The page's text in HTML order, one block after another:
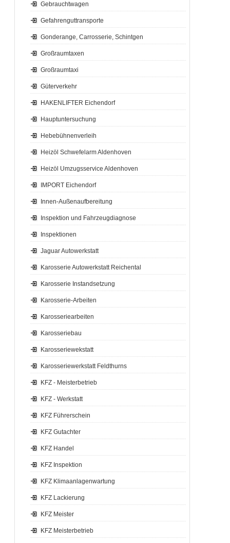
Gebrauchtwagen
Gefahrenguttransporte
Gonderange, Carrosserie, Schintgen
Großraumtaxen
Großraumtaxi
Güterverkehr
HAKENLIFTER Eichendorf
Hauptuntersuchung
Hebebühnenverleih
Heizöl Schwefelarm Aldenhoven
Heizöl Umzugsservice Aldenhoven
IMPORT Eichendorf
Innen-Außenaufbereitung
Inspektion und Fahrzeugdiagnose
Inspektionen
Jaguar Autowerkstatt
Karosserie Autowerkstatt Reichental
Karosserie Instandsetzung
Karosserie-Arbeiten
Karosseriearbeiten
Karosseriebau
Karosseriewekstatt
Karosseriewerkstatt Feldthurns
KFZ - Meisterbetrieb
KFZ - Werkstatt
KFZ Führerschein
KFZ Gutachter
KFZ Handel
KFZ Inspektion
KFZ Klimaanlagenwartung
KFZ Lackierung
KFZ Meister
KFZ Meisterbetrieb